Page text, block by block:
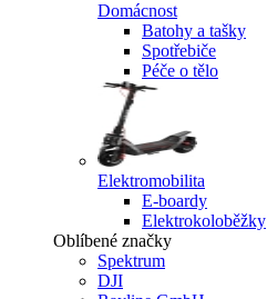
Domácnost
Batohy a tašky
Spotřebiče
Péče o tělo
Elektromobilita
E-boardy
Elektrokoloběžky
Oblíbené značky
Spektrum
DJI